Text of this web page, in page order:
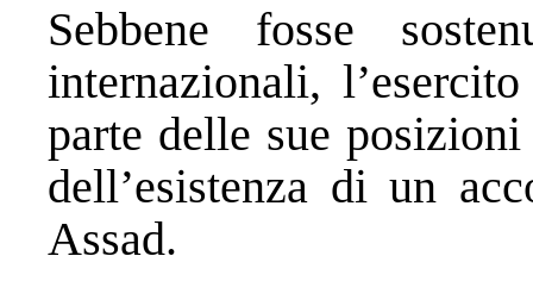
Sebbene fosse
internazionali,
parte delle sue
dell’esistenza di un
Assad.